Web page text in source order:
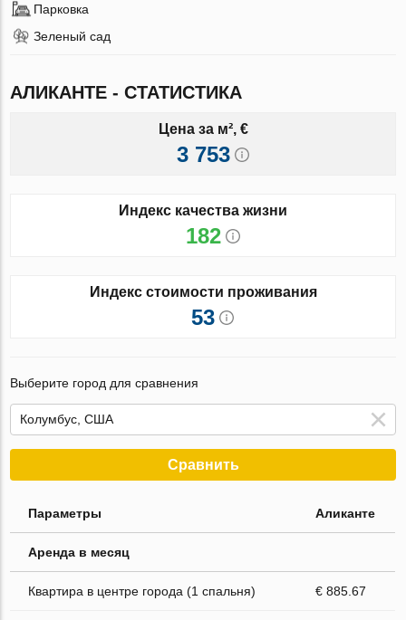
Парковка
Зеленый сад
АЛИКАНТЕ - СТАТИСТИКА
Цена за м², €
3 753
Индекс качества жизни
182
Индекс стоимости проживания
53
Выберите город для сравнения
Сравнить
Параметры Аликанте
Аренда в месяц
Квартира в центре города (1 спальня) € 885.67